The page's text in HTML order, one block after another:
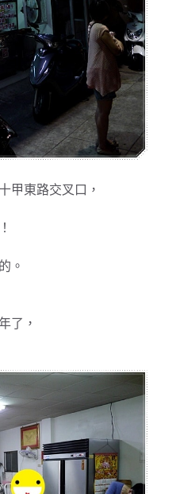
甲東路交叉口，
。
了，